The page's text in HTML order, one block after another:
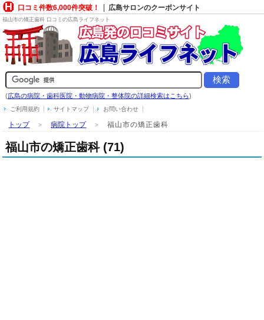
口コミ件数6,000件突破！ 広島サロンのクーポンサイト
福山市の矯正歯科 口コミの広島ライフネット
(広島の病院・歯科医院・動物病院・整体院の詳細検索はこちら)
ご利用規約 サイトマップ お問い合わせ
トップ＞病院トップ＞福山市の矯正歯科
福山市の矯正歯科 (71)